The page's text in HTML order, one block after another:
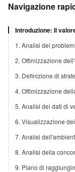
Navigazione
Introduzione: Il
7. Analisi